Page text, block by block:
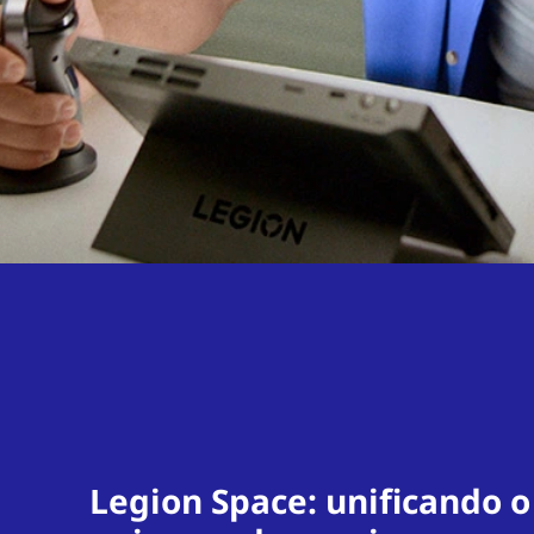
Legion Space: unificando